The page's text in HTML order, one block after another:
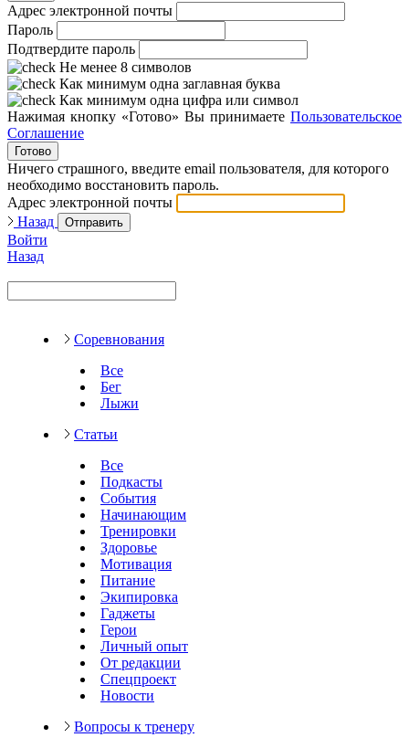
Адрес электронной почты
Пароль
Подтвердите пароль
Не менее 8 символов
Как минимум одна заглавная буква
Как минимум одна цифра или символ
Нажимая кнопку «Готово» Вы принимаете Пользовательское
Соглашение
Готово
Ничего страшного, введите email пользователя, для которого
необходимо восстановить пароль.
Адрес электронной почты
Назад
Отправить
Войти
Назад
Соревнования
Все
Бег
Лыжи
Статьи
Все
Подкасты
События
Начинающим
Тренировки
Здоровье
Мотивация
Питание
Экипировка
Гаджеты
Герои
Личный опыт
От редакции
Спецпроект
Новости
Вопросы к тренеру